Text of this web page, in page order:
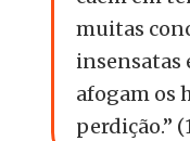
muitas
insensatas
afogam os
perdição.”